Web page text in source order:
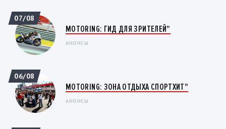
MOTORING: ГИД ДЛЯ ЗРИТЕЛЕЙ"
АНОНСЫ
07/08
MOTORING: ЗОНА ОТДЫХА СПОРТХИТ"
АНОНСЫ
06/08